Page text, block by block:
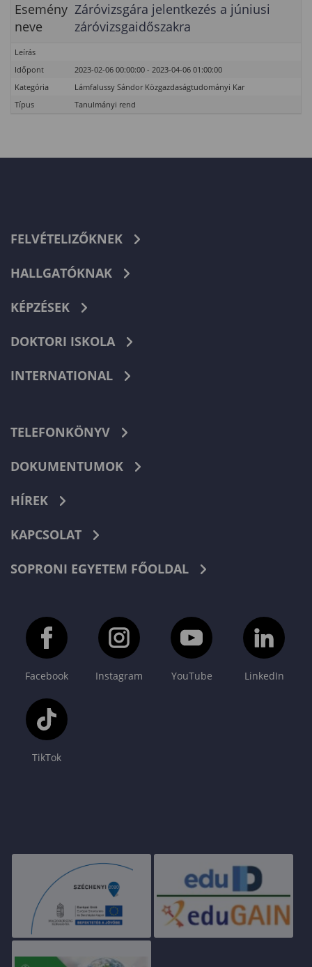
Esemény
neve
Záróvizsgára jelentkezés a júniusi
záróvizsgaidőszakra
Leírás
Időpont
2023-02-06 00:00:00 - 2023-04-06 01:00:00
Kategória
Lámfalussy Sándor Közgazdaságtudományi Kar
Típus
Tanulmányi rend
FELVÉTELIZŐKNEK
HALLGATÓKNAK
KÉPZÉSEK
DOKTORI ISKOLA
INTERNATIONAL
TELEFONKÖNYV
DOKUMENTUMOK
HÍREK
KAPCSOLAT
SOPRONI EGYETEM FŐOLDAL
Facebook Instagram YouTube LinkedIn
TikTok